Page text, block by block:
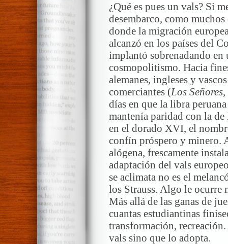
¿Qué es pues un vals? Si
desembarco, como
donde la migración
alcanzó en los países del
implantó sobrenadando en
cosmopolitismo. Hacia
alemanes, ingleses y
comerciantes (Los Señores,
días en que la libra
mantenía paridad con la
en el dorado XVI, el
confín próspero y minero.
alógena, frescamente
adaptación del vals
se aclimata no es el
los Strauss. Algo le ocurre
Más allá de las ganas de
cuantas estudiantinas
transformación,
vals sino que lo adopta.